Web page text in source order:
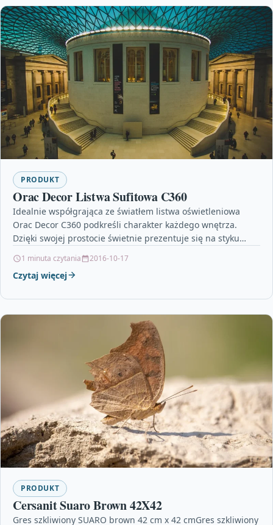
PRODUKT
Orac Decor Listwa Sufitowa C360
Idealnie współgrająca ze światłem listwa oświetleniowa
Orac Decor C360 podkreśli charakter każdego wnętrza.
Dzięki swojej prostocie świetnie prezentuje się na styku
1 minuta czytania 2016-10-17
Czytaj więcej
PRODUKT
Cersanit Suaro Brown 42X42
Gres szkliwiony SUARO brown 42 cm x 42 cmGres szkliwiony